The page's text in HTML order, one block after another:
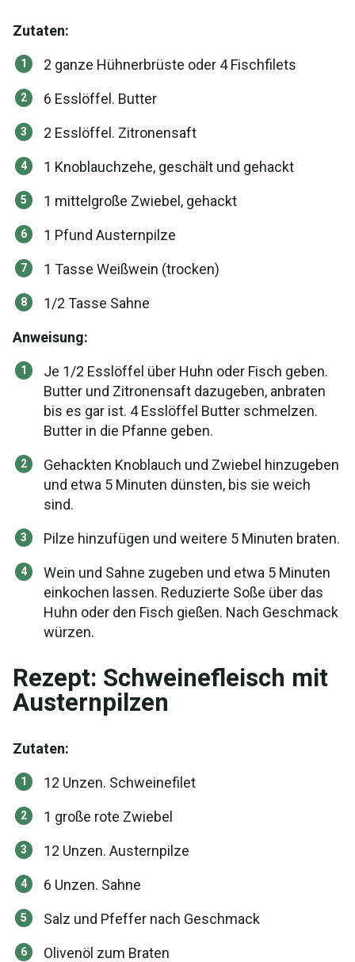
Zutaten:
2 ganze Hühnerbrüste oder 4 Fischfilets
6 Esslöffel. Butter
2 Esslöffel. Zitronensaft
1 Knoblauchzehe, geschält und gehackt
1 mittelgroße Zwiebel, gehackt
1 Pfund Austernpilze
1 Tasse Weißwein (trocken)
1/2 Tasse Sahne
Anweisung:
Je 1/2 Esslöffel über Huhn oder Fisch geben.
Butter und Zitronensaft dazugeben, anbraten
bis es gar ist. 4 Esslöffel Butter schmelzen.
Butter in die Pfanne geben.
Gehackten Knoblauch und Zwiebel hinzugeben
und etwa 5 Minuten dünsten, bis sie weich
sind.
Pilze hinzufügen und weitere 5 Minuten braten.
Wein und Sahne zugeben und etwa 5 Minuten
einkochen lassen. Reduzierte Soße über das
Huhn oder den Fisch gießen. Nach Geschmack
würzen.
Rezept: Schweinefleisch mit
Austernpilzen
Zutaten:
12 Unzen. Schweinefilet
1 große rote Zwiebel
12 Unzen. Austernpilze
6 Unzen. Sahne
Salz und Pfeffer nach Geschmack
Olivenöl zum Braten